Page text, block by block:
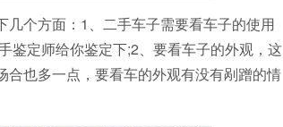
个方面：1、二手车子需要看车子的使用
鉴定师给你鉴定下;2、要看车子的外观，这
也多一点，要看车的外观有没有剐蹭的情